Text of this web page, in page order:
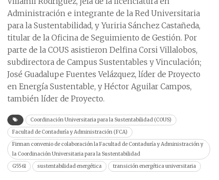
Administración e integrante de la Red Universitaria
para la Sustentabilidad, y Yuriria Sánchez Castañeda,
titular de la Oficina de Seguimiento de Gestión. Por
parte de la COUS asistieron Delfina Corsi Villalobos,
subdirectora de Campus Sustentables y Vinculación;
José Guadalupe Fuentes Velázquez, líder de Proyecto
en Energía Sustentable, y Héctor Aguilar Campos,
también líder de Proyecto.
Coordinación Universitaria para la Sustentabilidad (COUS)
Facultad de Contaduría y Administración (FCA)
Firman convenio de colaboración la Facultad de Contaduría y Administración y
la Coordinación Universitaria para la Sustentabilidad
G5561
sustentabilidad energética transición energética universitaria